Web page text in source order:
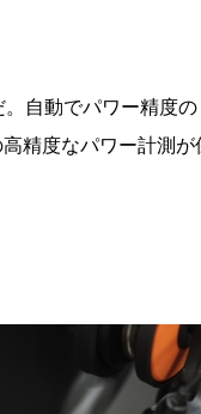
自動でパワー精度の
精度なパワー計測が